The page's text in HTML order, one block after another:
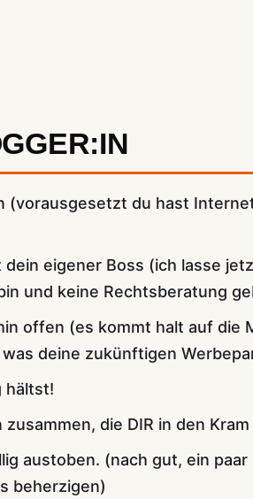
(vorausgesetzt du hast
eigener Boss (ich lasse
und keine Rechtsberatung
offen (es kommt halt auf die
deine zukünftigen
hältst!
die DIR in den Kram
austoben. (nach gut, ein
beherzigen)